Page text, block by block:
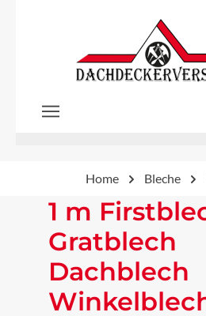
Zum Hauptinhalt springen
Home Bleche
1 m
Gratblech
Dachblech